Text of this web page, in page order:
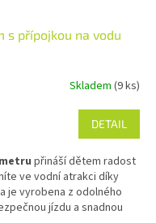
s přípojkou na vodu
Skladem (9 ks)
DETAIL
přináší dětem radost
ve vodní atrakci díky
je vyrobena z odolného
jízdu a snadnou